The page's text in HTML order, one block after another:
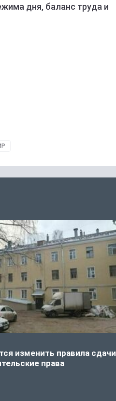
дня, баланс труда и
изменить правила сдачи
права